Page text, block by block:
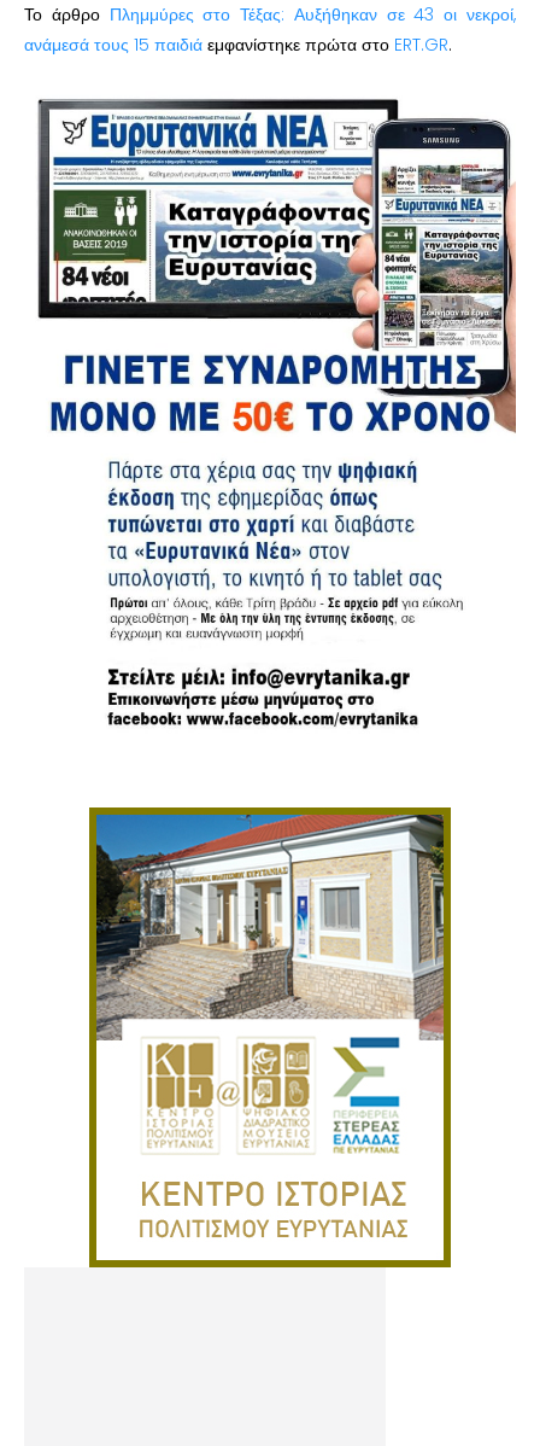
Το άρθρο Πλημμύρες στο Τέξας: Αυξήθηκαν σε 43 οι νεκροί,
ανάμεσά τους 15 παιδιά εμφανίστηκε πρώτα στο ERT.GR.